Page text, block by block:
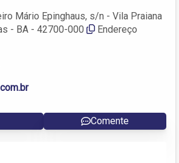
Mário Epinghaus, s/n - Vila Praiana
- BA - 42700-000
Endereço
Comente